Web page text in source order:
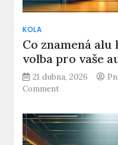
KOLA
Co znamená alu
volba pro vaše
21 dubna, 2026
Commenton
znamená
alu
kola